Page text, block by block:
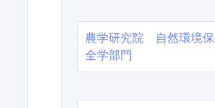
農学研究院 自然環境保
全学部門